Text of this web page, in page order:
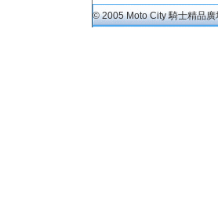
© 2005 Moto City 騎士精品廣